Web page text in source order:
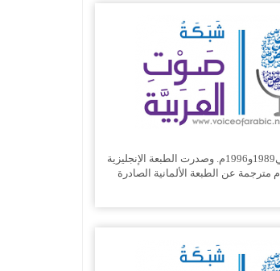
الإطار المرجعي الأوروبي المشترك للغات ويرمز له اختصارا بـــ(CEFR)، هو وثيقة أعدها مجلس أوروبا ضمن مشروع "تعلم اللغات من أجل المواطنة الأوروبية" بين عامي1989و1996م. وصدرت الطبعة الإنجليزية
عام 2000، وقد أوصى مجلس الاتحاد الأوروبي، فينوفمبر 2001، باستخدام(CEFR)لإقامة نظم التحقق من القدرة اللغوية. وقد نشرت الطبعة العربية الأولى منه عام 2008م مترجمة عن الطبعة الألمانية الصادرة